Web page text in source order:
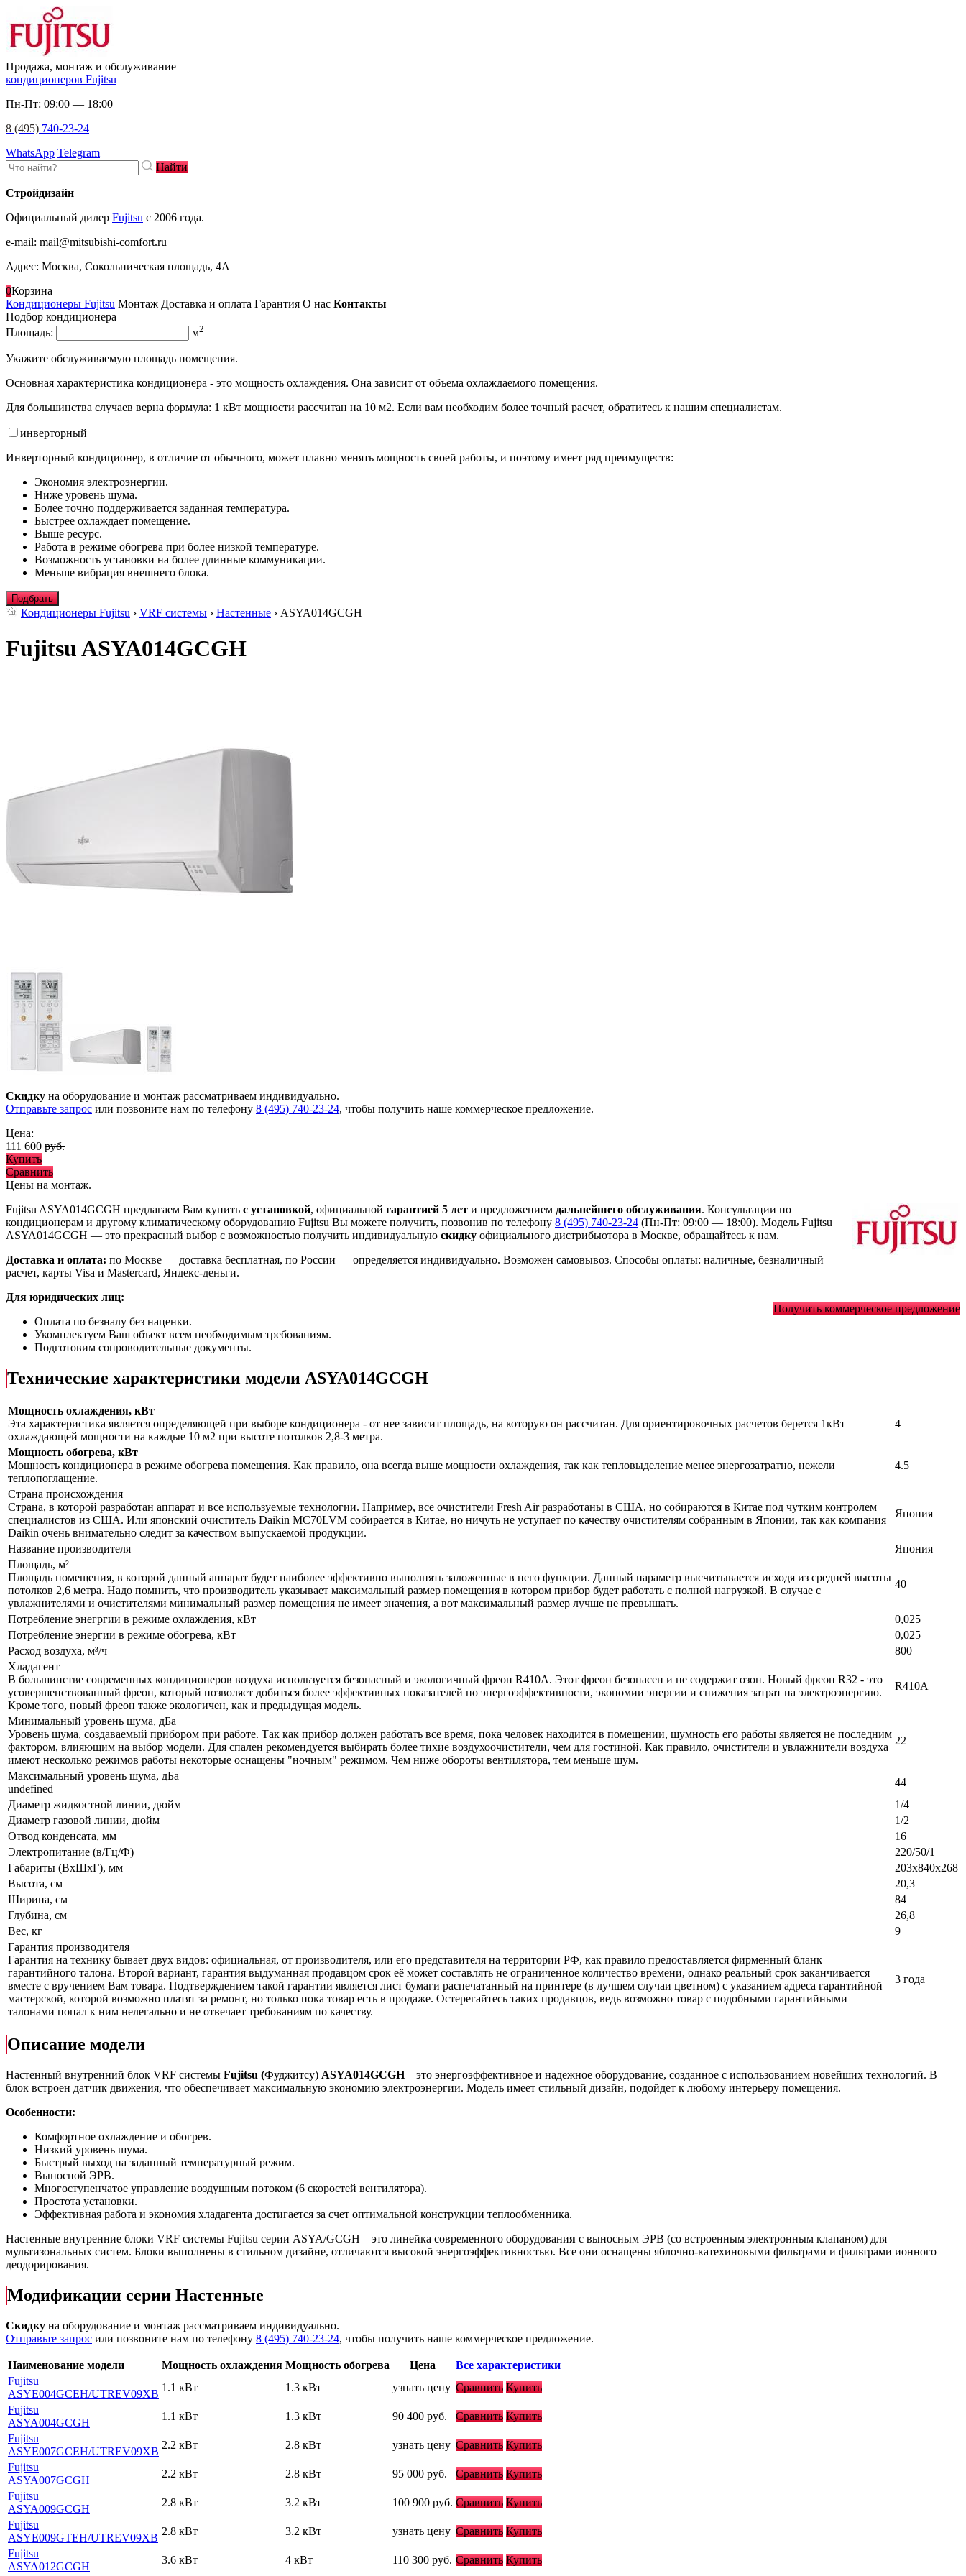
Продажа, монтаж и обслуживание
кондиционеров Fujitsu
Пн-Пт: 09:00 — 18:00
8 (495) 740-23-24
WhatsApp Telegram
Найти
Стройдизайн
Официальный дилер Fujitsu c 2006 года.
e-mail: mail@mitsubishi-comfort.ru
Адрес: Москва, Сокольническая площадь, 4А
0Корзина
Кондиционеры Fujitsu Монтаж Доставка и оплата Гарантия О нас Контакты
Подбор кондиционера
Площадь:
м2
Укажите обслуживаемую площадь помещения.
Основная характеристика кондиционера - это мощность охлаждения. Она зависит от объема охлаждаемого помещения.
Для большинства случаев верна формула: 1 кВт мощности рассчитан на 10 м2. Если вам необходим более точный расчет, обратитесь к нашим специалистам.
инверторный
Инверторный кондиционер, в отличие от обычного, может плавно менять мощность своей работы, и поэтому имеет ряд преимуществ:
Экономия электроэнергии.
Ниже уровень шума.
Более точно поддерживается заданная температура.
Быстрее охлаждает помещение.
Выше ресурс.
Работа в режиме обогрева при более низкой температуре.
Возможность установки на более длинные коммуникации.
Меньше вибрация внешнего блока.
Подбрать
Кондиционеры Fujitsu › VRF системы › Настенные › ASYA014GCGH
Fujitsu ASYA014GCGH
Скидку на оборудование и монтаж рассматриваем индивидуально.
Отправьте запрос или позвоните нам по телефону 8 (495) 740-23-24, чтобы получить наше коммерческое предложение.
Цена:
111 600 руб.
Купить
Сравнить
Цены на монтаж.
Fujitsu ASYA014GCGH предлагаем Вам купить с установкой, официальной гарантией 5 лет и предложением дальнейшего обслуживания. Консультации по
кондиционерам и другому климатическому оборудованию Fujitsu Вы можете получить, позвонив по телефону 8 (495) 740-23-24 (Пн-Пт: 09:00 — 18:00). Модель Fujitsu
ASYA014GCGH — это прекрасный выбор с возможностью получить индивидуальную скидку официального дистрибьютора в Москве, обращайтесь к нам.
Доставка и оплата: по Москве — доставка бесплатная, по России — определяется индивидуально. Возможен самовывоз. Способы оплаты: наличные, безналичный
расчет, карты Visa и Mastercard, Яндекс-деньги.
Получить коммерческое предложение
Для юридических лиц:
Оплата по безналу без наценки.
Укомплектуем Ваш объект всем необходимым требованиям.
Подготовим сопроводительные документы.
Технические характеристики модели ASYA014GCGH
Мощность охлаждения, кВт
Эта характеристика является определяющей при выборе кондиционера - от нее зависит площадь, на которую он рассчитан. Для ориентировочных расчетов берется 1кВт
охлаждающей мощности на каждые 10 м2 при высоте потолков 2,8-3 метра.
4
Мощность обогрева, кВт
Мощность кондиционера в режиме обогрева помещения. Как правило, она всегда выше мощности охлаждения, так как тепловыделение менее энергозатратно, нежели
теплопоглащение.
4.5
Страна происхождения
Страна, в которой разработан аппарат и все используемые технологии. Например, все очистители Fresh Air разработаны в США, но собираются в Китае под чутким контролем
специалистов из США. Или японский очиститель Daikin MC70LVM собирается в Китае, но ничуть не уступает по качеству очистителям собранным в Японии, так как компания
Daikin очень внимательно следит за качеством выпускаемой продукции.
Япония
Название производителя
Япония
Площадь, м²
Площадь помещения, в которой данный аппарат будет наиболее эффективно выполнять заложенные в него функции. Данный параметр высчитывается исходя из средней высоты
потолков 2,6 метра. Надо помнить, что производитель указывает максимальный размер помещения в котором прибор будет работать с полной нагрузкой. В случае с
увлажнителями и очистителями минимальный размер помещения не имеет значения, а вот максимальный размер лучше не превышать.
40
Потребление энегргии в режиме охлаждения, кВт
0,025
Потребление энергии в режиме обогрева, кВт
0,025
Расход воздуха, м³/ч
800
Хладагент
В большинстве современных кондиционеров воздуха используется безопасный и экологичный фреон R410A. Этот фреон безопасен и не содержит озон. Новый фреон R32 - это
усовершенствованный фреон, который позволяет добиться более эффективных показателей по энергоэффективности, экономии энергии и снижения затрат на электроэнергию.
Кроме того, новый фреон также экологичен, как и предыдущая модель.
R410A
Минимальный уровень шума, дБа
Уровень шума, создаваемый прибором при работе. Так как прибор должен работать все время, пока человек находится в помещении, шумность его работы является не последним
фактором, влияющим на выбор модели. Для спален рекомендуется выбирать более тихие воздухоочистители, чем для гостиной. Как правило, очистители и увлажнители воздуха
имеют несколько режимов работы некоторые оснащены "ночным" режимом. Чем ниже обороты вентилятора, тем меньше шум.
22
Максимальный уровень шума, дБа
undefined
44
Диаметр жидкостной линии, дюйм
1/4
Диаметр газовой линии, дюйм
1/2
Отвод конденсата, мм
16
Электропитание (в/Гц/Ф)
220/50/1
Габариты (ВxШxГ), мм
203х840х268
Высота, см
20,3
Ширина, см
84
Глубина, см
26,8
Вес, кг
9
Гарантия производителя
Гарантия на технику бывает двух видов: официальная, от производителя, или его представителя на территории РФ, как правило предоставляется фирменный бланк
гарантийного талона. Второй вариант, гарантия выдуманная продавцом срок её может составлять не ограниченное количество времени, однако реальный срок заканчивается
вместе с вручением Вам товара. Подтверждением такой гарантии является лист бумаги распечатанный на принтере (в лучшем случаи цветном) с указанием адреса гарантийной
мастерской, которой возможно платят за ремонт, но только пока товар есть в продаже. Остерегайтесь таких продавцов, ведь возможно товар с подобными гарантийными
талонами попал к ним нелегально и не отвечает требованиям по качеству.
3 года
Описание модели
Настенный внутренний блок VRF системы Fujitsu (Фуджитсу) ASYA014GCGH– это энергоэффективное и надежное оборудование, созданное с использованием новейших технологий. В
блок встроен датчик движения, что обеспечивает максимальную экономию электроэнергии. Модель имеет стильный дизайн, подойдет к любому интерьеру помещения.
Особенности:
Комфортное охлаждение и обогрев.
Низкий уровень шума.
Быстрый выход на заданный температурный режим.
Выносной ЭРВ.
Многоступенчатое управление воздушным потоком (6 скоростей вентилятора).
Простота установки.
Эффективная работа и экономия хладагента достигается за счет оптимальной конструкции теплообменника.
Настенные внутренние блоки VRF системы Fujitsu серии ASYA/GCGH – это линейка современного оборудования с выносным ЭРВ (со встроенным электронным клапаном) для
мультизональных систем. Блоки выполнены в стильном дизайне, отличаются высокой энергоэффективностью. Все они оснащены яблочно-катехиновыми фильтрами и фильтрами ионного
деодорирования.
Модификации серии Настенные
Скидку на оборудование и монтаж рассматриваем индивидуально.
Отправьте запрос или позвоните нам по телефону 8 (495) 740-23-24, чтобы получить наше коммерческое предложение.
Наименование модели Мощность охлаждения Мощность обогрева Цена
Все характеристики
Fujitsu
ASYE004GCEH/UTREV09XB
1.1 кВт 1.3 кВт узнать цену Сравнить Купить
Fujitsu
ASYA004GCGH
1.1 кВт 1.3 кВт 90 400 руб. Сравнить Купить
Fujitsu
ASYE007GCEH/UTREV09XB
2.2 кВт 2.8 кВт узнать цену Сравнить Купить
Fujitsu
ASYA007GCGH
2.2 кВт 2.8 кВт 95 000 руб. Сравнить Купить
Fujitsu
ASYA009GCGH
2.8 кВт 3.2 кВт 100 900 руб. Сравнить Купить
Fujitsu
ASYE009GTEH/UTREV09XB
2.8 кВт 3.2 кВт узнать цену Сравнить Купить
Fujitsu
ASYA012GCGH
3.6 кВт 4 кВт 110 300 руб. Сравнить Купить